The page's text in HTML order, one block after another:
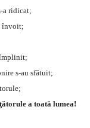
a ridicat;
învoit;
s-au sfătuit;
a toată lumea!